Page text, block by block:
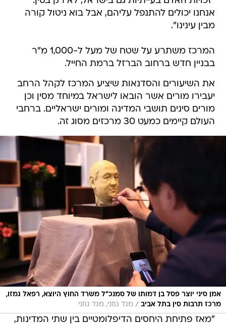
אנחנו יכולים להתנפל עליהם, אבל בוא ניטול קורה
מבין עינינו".
המרכז משתרע על שטח של מעל ל-1,000 מ"ר
בבניין חדש ברחוב הברזל ברמת החייל.
את השיעורים והסדנאות שיציע המרכז לקהל הרחב
יעבירו מורים אשר הובאו לישראל במיוחד מסין וכן
מורים סינים תושבי המדינה ומורים ישראליים. ברחבי
העולם קיימים כמעט 30 מרכזים מסוג זה.
אמן סיני יוצר פסל בן דמותו של סמנכ"ל משרד החוץ היוצא, רפאל גמזו,
מרכז תרבות סין בתל אביב / מגד גוזני, מגד גוזני
"מאז פתיחת היחסים הדיפלומטיים בין שתי המדינות,